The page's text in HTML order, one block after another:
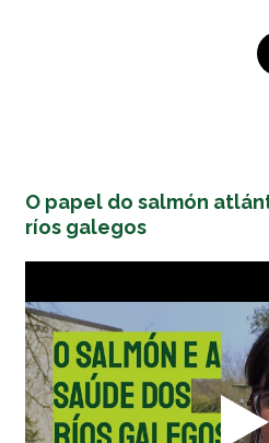
O papel do salmón
ríos galegos